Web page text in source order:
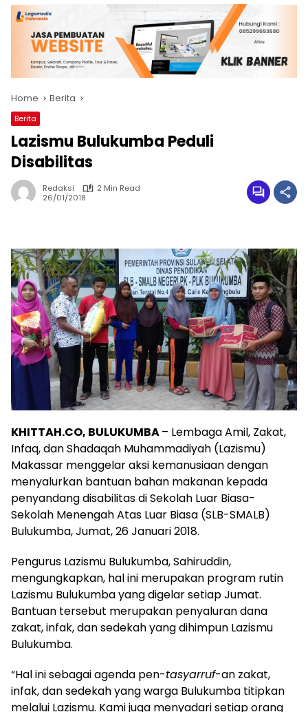
Home Berita
Berita
Lazismu Bulukumba Peduli
Disabilitas
Redaksi
2 Min Read
26/01/2018
KHITTAH.CO, BULUKUMBA– Lembaga Amil, Zakat,
Infaq, dan Shadaqah Muhammadiyah (Lazismu)
Makassar menggelar aksi kemanusiaan dengan
menyalurkan bantuan bahan makanan kepada
penyandang disabilitas di Sekolah Luar Biasa-
Sekolah Menengah Atas Luar Biasa (SLB-SMALB)
Bulukumba, Jumat, 26 Januari 2018.
Pengurus Lazismu Bulukumba, Sahiruddin,
mengungkapkan, hal ini merupakan program rutin
Lazismu Bulukumba yang digelar setiap Jumat.
Bantuan tersebut merupakan penyaluran dana
zakat, infak, dan sedekah yang dihimpun Lazismu
Bulukumba.
“Hal ini sebagai agenda pen-tasyarruf-an zakat,
infak, dan sedekah yang warga Bulukumba titipkan
melalui Lazismu. Kami juga menyadari setiap orang